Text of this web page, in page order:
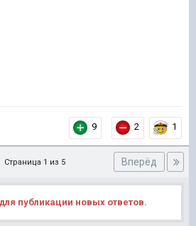
9 2 1
Вперёд
Страница 1 из 5
публикации новых ответов.